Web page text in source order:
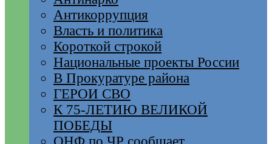
Антикоррупция
Власть и политика
Короткой строкой
Национальные проекты России
В Прокуратуре района
ГЕРОИ СВО
К 75-ЛЕТИЮ ВЕЛИКОЙ
ПОБЕДЫ